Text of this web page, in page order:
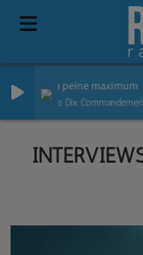
La peine maximum
Les Dix